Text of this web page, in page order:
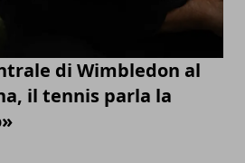
di Wimbledon al
il tennis parla la